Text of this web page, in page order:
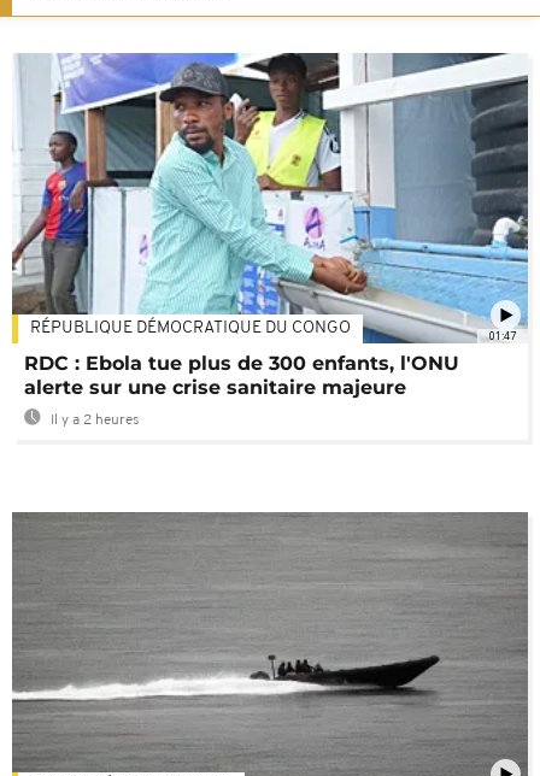
01:47
RÉPUBLIQUE DÉMOCRATIQUE DU CONGO
RDC : Ebola tue plus de 300 enfants, l'ONU
alerte sur une crise sanitaire majeure
Il y a 2 heures